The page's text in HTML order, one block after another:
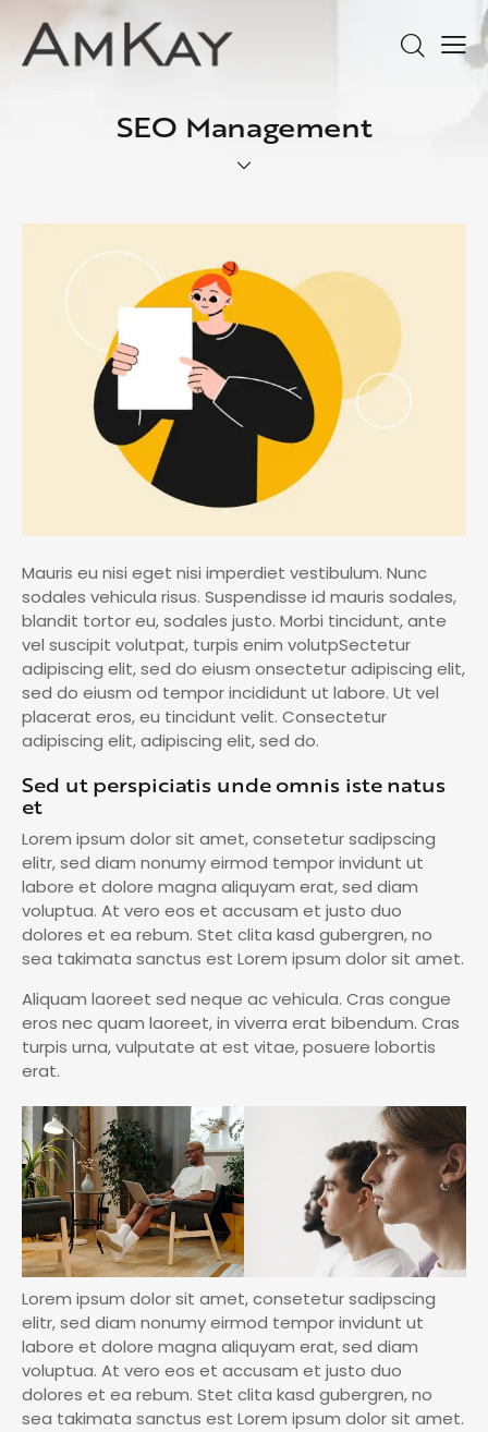
SEO Management
Mauris eu nisi eget nisi imperdiet vestibulum. Nunc
sodales vehicula risus. Suspendisse id mauris sodales,
blandit tortor eu, sodales justo. Morbi tincidunt, ante
vel suscipit volutpat, turpis enim volutpSectetur
adipiscing elit, sed do eiusm onsectetur adipiscing elit,
sed do eiusm od tempor incididunt ut labore. Ut vel
placerat eros, eu tincidunt velit. Consectetur
adipiscing elit, adipiscing elit, sed do.
Sed ut perspiciatis unde omnis iste natus
et
Lorem ipsum dolor sit amet, consetetur sadipscing
elitr, sed diam nonumy eirmod tempor invidunt ut
labore et dolore magna aliquyam erat, sed diam
voluptua. At vero eos et accusam et justo duo
dolores et ea rebum. Stet clita kasd gubergren, no
sea takimata sanctus est Lorem ipsum dolor sit amet.
Aliquam laoreet sed neque ac vehicula. Cras congue
eros nec quam laoreet, in viverra erat bibendum. Cras
turpis urna, vulputate at est vitae, posuere lobortis
erat.
Lorem ipsum dolor sit amet, consetetur sadipscing
elitr, sed diam nonumy eirmod tempor invidunt ut
labore et dolore magna aliquyam erat, sed diam
voluptua. At vero eos et accusam et justo duo
dolores et ea rebum. Stet clita kasd gubergren, no
sea takimata sanctus est Lorem ipsum dolor sit amet.